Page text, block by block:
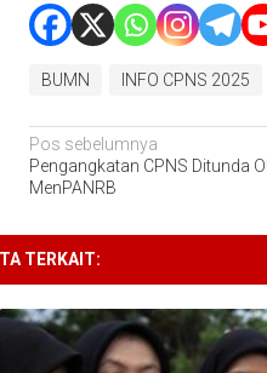
BUMN INFO CPNS 2025
Navigasi
pos
Pos sebelumnya
Pengangkatan CPNS Ditunda
MenPANRB
TERKAIT: